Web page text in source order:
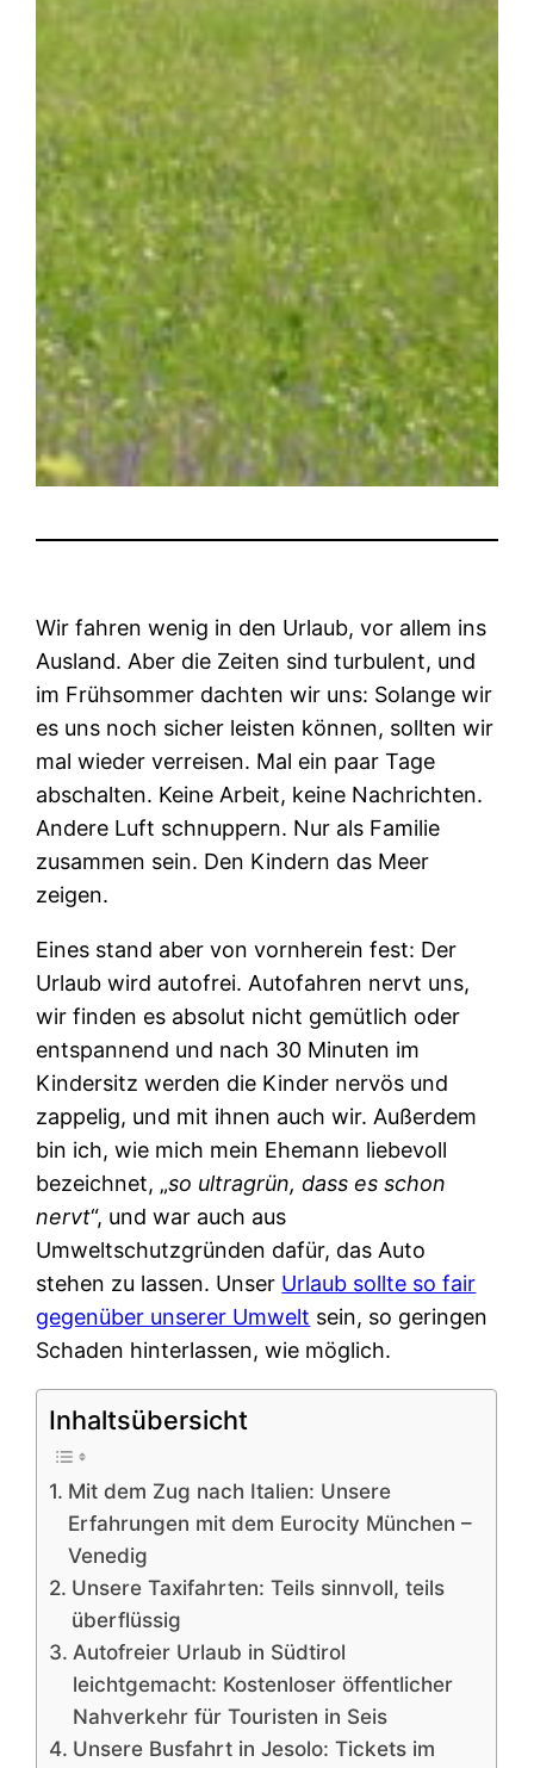
Wir fahren wenig in den Urlaub, vor allem ins
Ausland. Aber die Zeiten sind turbulent, und
im Frühsommer dachten wir uns: Solange wir
es uns noch sicher leisten können, sollten wir
mal wieder verreisen. Mal ein paar Tage
abschalten. Keine Arbeit, keine Nachrichten.
Andere Luft schnuppern. Nur als Familie
zusammen sein. Den Kindern das Meer
zeigen.
Eines stand aber von vornherein fest: Der
Urlaub wird autofrei. Autofahren nervt uns,
wir finden es absolut nicht gemütlich oder
entspannend und nach 30 Minuten im
Kindersitz werden die Kinder nervös und
zappelig, und mit ihnen auch wir. Außerdem
bin ich, wie mich mein Ehemann liebevoll
bezeichnet, „so ultragrün, dass es schon
nervt“, und war auch aus
Umweltschutzgründen dafür, das Auto
stehen zu lassen. Unser Urlaub sollte so fair
gegenüber unserer Umwelt sein, so geringen
Schaden hinterlassen, wie möglich.
Inhaltsübersicht
Mit dem Zug nach Italien: Unsere
Erfahrungen mit dem Eurocity München –
Venedig
Unsere Taxifahrten: Teils sinnvoll, teils
überflüssig
Autofreier Urlaub in Südtirol
leichtgemacht: Kostenloser öffentlicher
Nahverkehr für Touristen in Seis
Unsere Busfahrt in Jesolo: Tickets im